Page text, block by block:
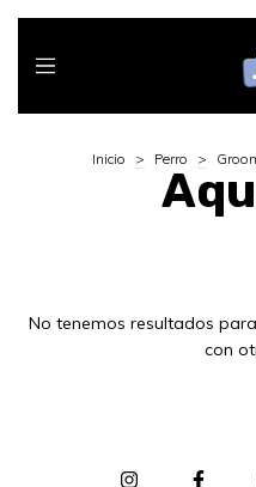
Inicio > Perro >
No tenemos resultados
con